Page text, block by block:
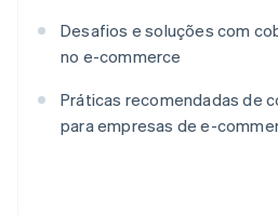
Desafios e soluções com
no e-commerce
Práticas recomendadas de
para empresas de e-